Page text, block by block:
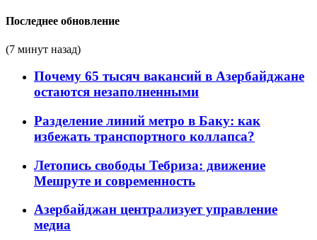
Последнее обновление
(7 минут назад)
Почему 65 тысяч вакансий в Азербайджане
остаются незаполненными
Разделение линий метро в Баку: как
избежать транспортного коллапса?
Летопись свободы Тебриза: движение
Мешруте и современность
Азербайджан централизует управление
медиа